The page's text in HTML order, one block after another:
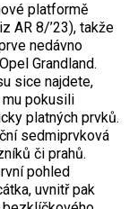
platformě
AR 8/’23), takže
nedávno
Grandland.
sice najdete,
pokusili
platných prvků.
sedmiprvková
či prahů.
pohled
uvnitř pak